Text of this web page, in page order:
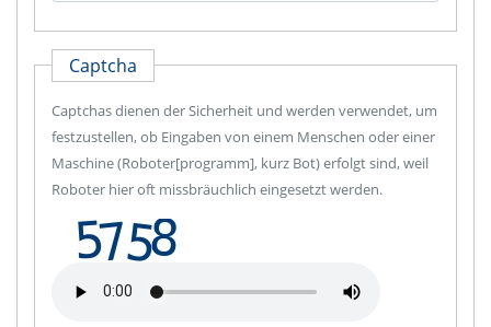
Captcha
Captchas dienen der Sicherheit und werden verwendet, um
festzustellen, ob Eingaben von einem Menschen oder einer
Maschine (Roboter[programm], kurz Bot) erfolgt sind, weil
Roboter hier oft missbräuchlich eingesetzt werden.